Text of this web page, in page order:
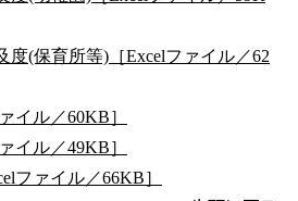
度(保育所等)［Excelファイル／62
イル／60KB］
イル／49KB］
ファイル／66KB］